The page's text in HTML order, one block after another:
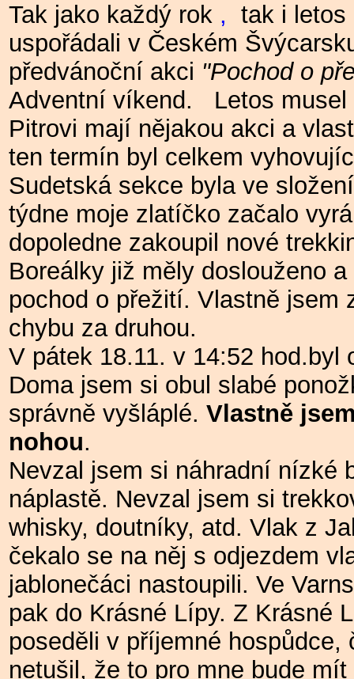
Tak jako každý rok , tak i letos
uspořádali v Českém
předvánoční akci "Pochod o
Adventní víkend.
Letos
Pitrovi mají nějakou akci a
ten termín byl celkem
Sudetská sekce byla ve
týdne moje zlatíčko začalo
dopoledne zakoupil nové
Boreálky již měly doslouženo
pochod o přežití. Vlastně jsem
chybu za druhou.
V pátek 18.11. v 14:52 hod.byl
Doma jsem si obul slabé
správně vyšláplé. Vlastně
nohou.
Nevzal jsem si náhradní nízké
náplastě. Nevzal jsem si
whisky, doutníky, atd. Vlak z
čekalo se na něj s odjezdem
jablonečáci nastoupili. Ve
pak do Krásné Lípy. Z Krásné
poseděli v příjemné
netušil, že to pro mne bude